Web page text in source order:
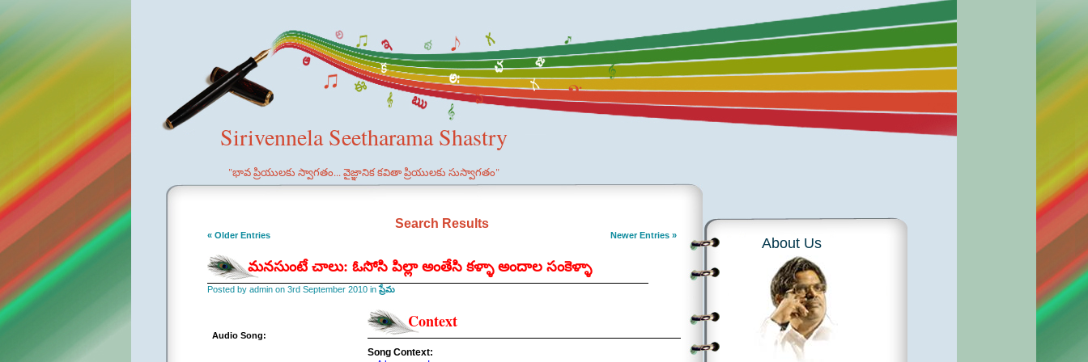
Sirivennela Seetharama Shastry
"భావ ప్రియులకు స్వాగతం... వైజ్ఞానిక కవితా ప్రియులకు సుస్వాగతం"
Search Results
« Older Entries Newer Entries »
మనసుంటే చాలు: ఓసోసి పిల్లా అంతేసి కళ్ళా అందాల సంకెళ్ళా
Posted by admin on 3rd September 2010 inప్రేమ
Audio Song:
Context
Song Context:
About Us